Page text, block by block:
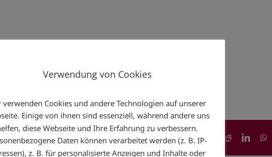
Facebook Reddit
Verwendung von Cookies
verwenden Cookies und andere Technologien auf unserer
Einige von ihnen sind essenziell, während andere uns
diese Webseite und Ihre Erfahrung zu verbessern.
Daten können verarbeitet werden (z. B. IP-
z. B. für personalisierte Anzeigen und Inhalte oder